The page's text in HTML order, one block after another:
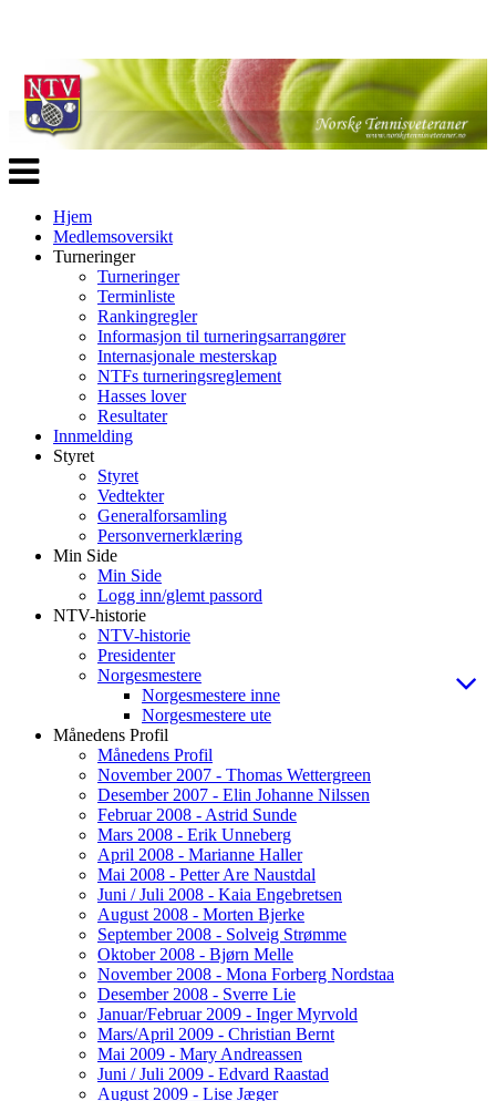
Veksle
navigasjon
Hjem
Medlemsoversikt
Turneringer
Turneringer
Terminliste
Rankingregler
Informasjon til turneringsarrangører
Internasjonale mesterskap
NTFs turneringsreglement
Hasses lover
Resultater
Innmelding
Styret
Styret
Vedtekter
Generalforsamling
Personvernerklæring
Min Side
Min Side
Logg inn/glemt passord
NTV-historie
NTV-historie
Presidenter
Norgesmestere
Norgesmestere inne
Norgesmestere ute
Månedens Profil
Månedens Profil
November 2007 - Thomas Wettergreen
Desember 2007 - Elin Johanne Nilssen
Februar 2008 - Astrid Sunde
Mars 2008 - Erik Unneberg
April 2008 - Marianne Haller
Mai 2008 - Petter Are Naustdal
Juni / Juli 2008 - Kaia Engebretsen
August 2008 - Morten Bjerke
September 2008 - Solveig Strømme
Oktober 2008 - Bjørn Melle
November 2008 - Mona Forberg Nordstaa
Desember 2008 - Sverre Lie
Januar/Februar 2009 - Inger Myrvold
Mars/April 2009 - Christian Bernt
Mai 2009 - Mary Andreassen
Juni / Juli 2009 - Edvard Raastad
August 2009 - Lise Jæger